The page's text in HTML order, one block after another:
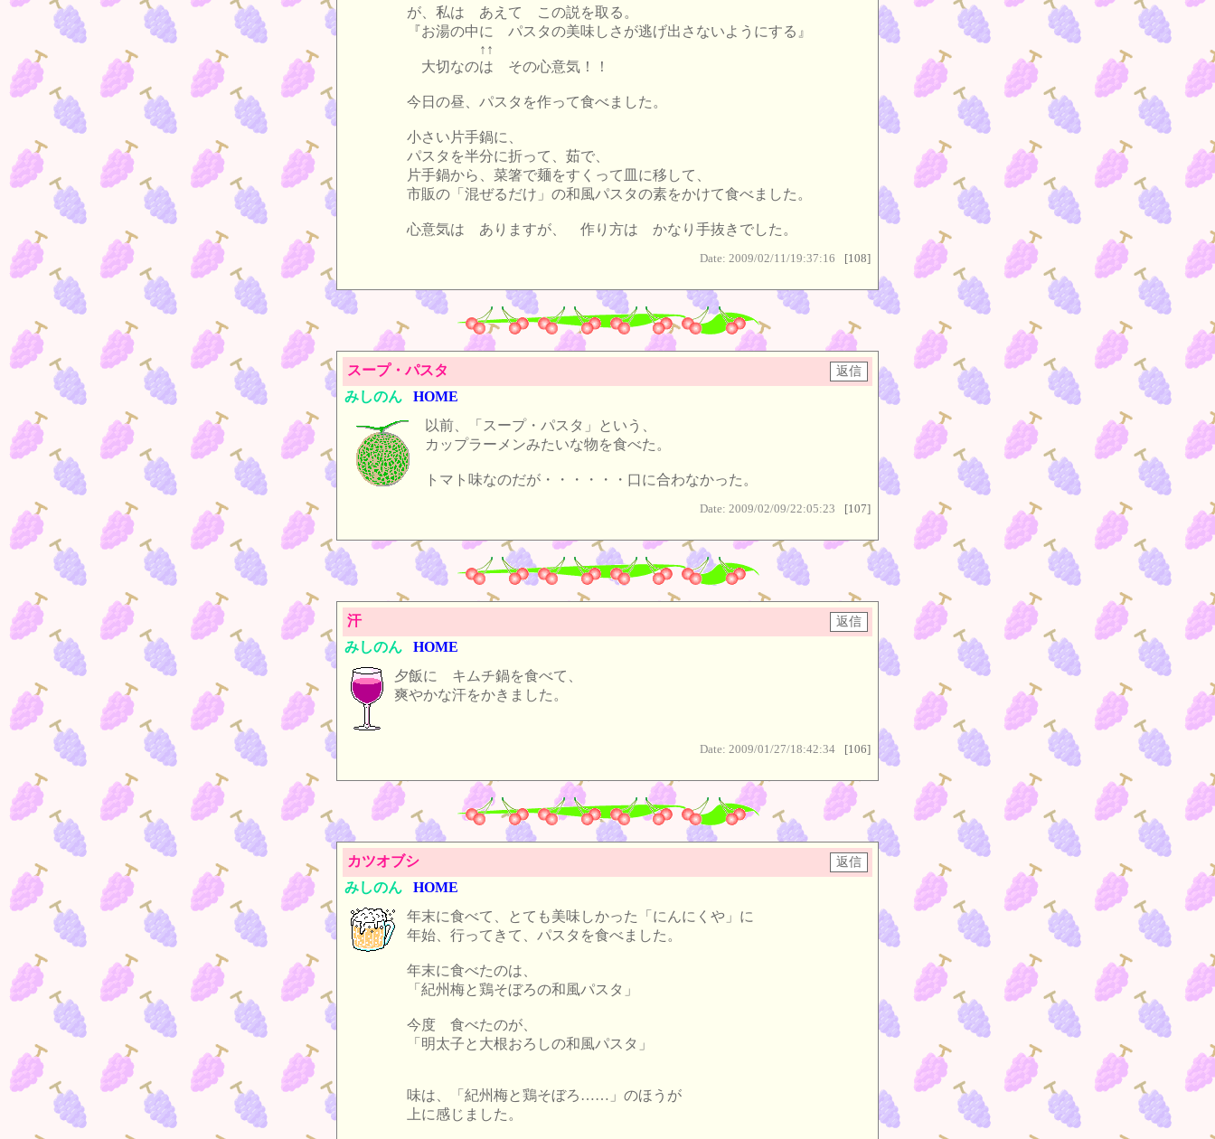
が、私は あえて この説を取る。
『お湯の中に パスタの美味しさが逃げ出さないようにする』
↑↑
大切なのは その心意気！！
今日の昼、パスタを作って食べました。
小さい片手鍋に、
パスタを半分に折って、茹で、
片手鍋から、菜箸で麺をすくって皿に移して、
市販の「混ぜるだけ」の和風パスタの素をかけて食べました。
心意気は ありますが、 作り方は かなり手抜きでした。
Date: 2009/02/11/19:37:16 [108]
スープ・パスタ
みしのん
HOME
以前、「スープ・パスタ」という、
カップラーメンみたいな物を食べた。
トマト味なのだが・・・・・・口に合わなかった。
Date: 2009/02/09/22:05:23 [107]
汗
みしのん
HOME
夕飯に キムチ鍋を食べて、
爽やかな汗をかきました。
Date: 2009/01/27/18:42:34 [106]
カツオブシ
みしのん
HOME
年末に食べて、とても美味しかった「にんにくや」に
年始、行ってきて、パスタを食べました。
年末に食べたのは、
「紀州梅と鶏そぼろの和風パスタ」
今度 食べたのが、
「明太子と大根おろしの和風パスタ」
味は、「紀州梅と鶏そぼろ……」のほうが
上に感じました。